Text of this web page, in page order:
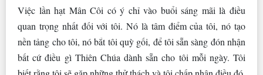
Việc lần hạt Mân Côi có ý chỉ vào buổi sáng mãi là điều
quan trọng nhất đối với tôi. Nó là tâm điểm của tôi, nó tạo
nền tảng cho tôi, nó bắt tôi quỳ gối, để tôi sẵn sàng đón nhận
bất cứ điều gì Thiên Chúa dành sẵn cho tôi mỗi ngày. Tôi